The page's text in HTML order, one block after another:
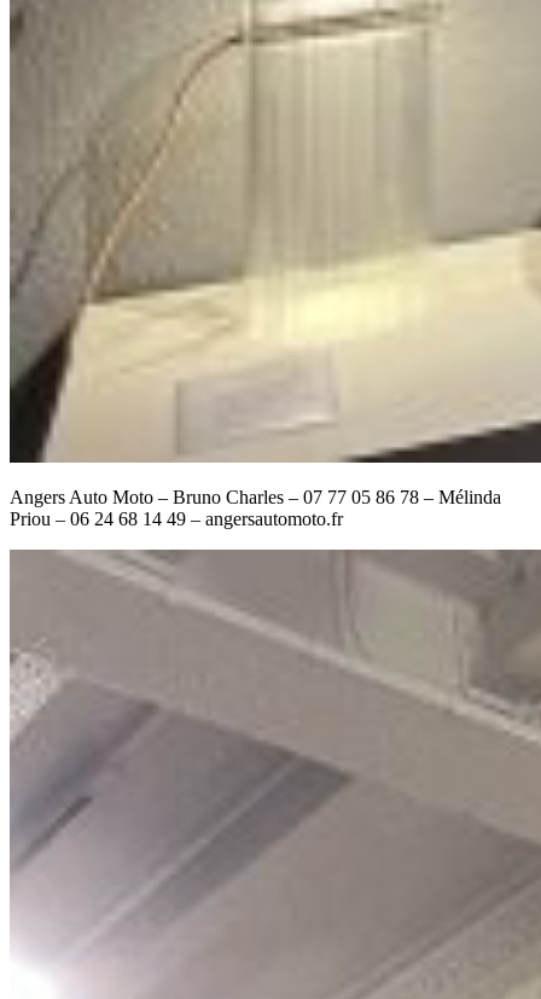
Angers Auto Moto – Bruno Charles – 07 77 05 86 78 – Mélinda
Priou – 06 24 68 14 49 – angersautomoto.fr